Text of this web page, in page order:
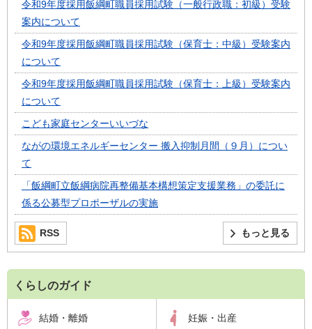
令和9年度採用飯綱町職員採用試験（一般行政職：初級）受験
案内について
令和9年度採用飯綱町職員採用試験（保育士：中級）受験案内
について
令和9年度採用飯綱町職員採用試験（保育士：上級）受験案内
について
こども家庭センターいいづな
ながの環境エネルギーセンター 搬入抑制月間（９月）につい
て
「飯綱町立飯綱病院再整備基本構想策定支援業務」の委託に
係る公募型プロポーザルの実施
もっと見る
RSS
くらしのガイド
結婚・離婚 妊娠・出産